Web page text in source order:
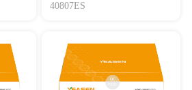
40807ES